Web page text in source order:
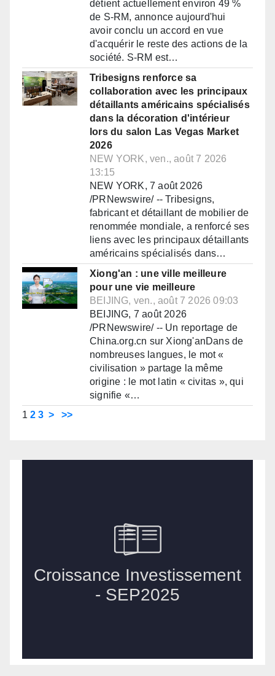
détient actuellement environ 49 %
de S-RM, annonce aujourd'hui
avoir conclu un accord en vue
d'acquérir le reste des actions de la
société. S-RM est…
Tribesigns renforce sa
collaboration avec les principaux
détaillants américains spécialisés
dans la décoration d'intérieur
lors du salon Las Vegas Market
2026
NEW YORK, ven., août 7 2026
13:15
NEW YORK, 7 août 2026
/PRNewswire/ -- Tribesigns,
fabricant et détaillant de mobilier de
renommée mondiale, a renforcé ses
liens avec les principaux détaillants
américains spécialisés dans…
Xiong'an : une ville meilleure
pour une vie meilleure
BEIJING, ven., août 7 2026 09:03
BEIJING, 7 août 2026
/PRNewswire/ -- Un reportage de
China.org.cn sur Xiong'anDans de
nombreuses langues, le mot «
civilisation » partage la même
origine : le mot latin « civitas », qui
signifie «…
1 2 3 > >>